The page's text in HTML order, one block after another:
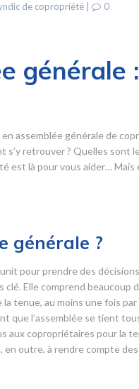
de copropriété 0
générale
assemblée générale de
retrouver ? Quelles sont
est là pour vous aider…
générale ?
pour prendre des
Elle comprend beaucoup
tenue, au moins une fois
l’assemblée se tient
copropriétaires pour la
en outre, à rendre compte